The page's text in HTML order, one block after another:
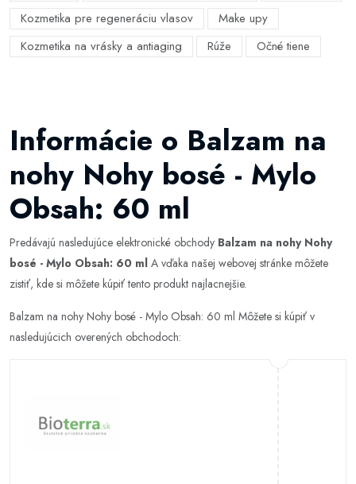
Kozmetika pre regeneráciu vlasov
Make upy
Kozmetika na vrásky a antiaging
Rúže Očné tiene
Informácie o Balzam na
nohy Nohy bosé - Mylo
Obsah: 60 ml
Predávajú nasledujúce elektronické obchody Balzam na nohy Nohy
bosé - Mylo Obsah: 60 ml A vďaka našej webovej stránke môžete
zistiť, kde si môžete kúpiť tento produkt najlacnejšie.
Balzam na nohy Nohy bosé - Mylo Obsah: 60 ml Môžete si kúpiť v
nasledujúcich overených obchodoch: